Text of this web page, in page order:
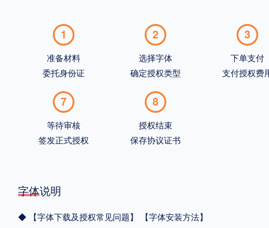
1
准备材料
委托身份证
2
选择字体
确定授权类型
3
下单支付
支付授权费
7
等待审核
签发正式授权
8
授权结束
保存协议证书
字体说明
◆ 【字体下载及授权常见问题】
【字体安装方法】